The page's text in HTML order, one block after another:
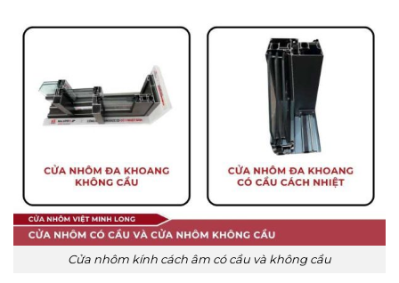
Cửa nhôm kính cách âm có cầu và không cầu